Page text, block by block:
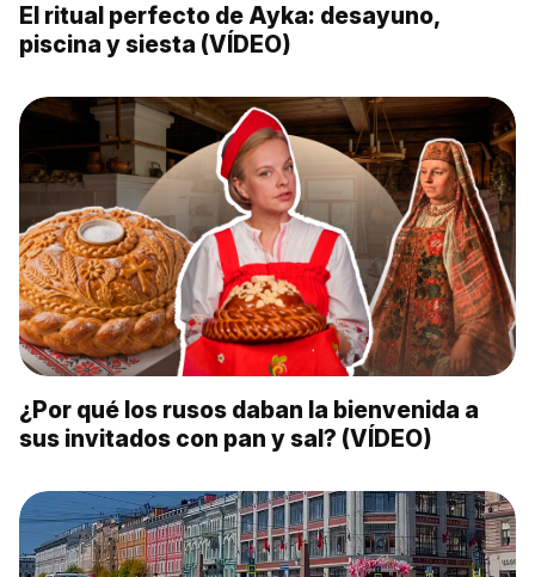
El ritual perfecto de Ayka: desayuno,
piscina y siesta (VÍDEO)
¿Por qué los rusos daban la bienvenida a
sus invitados con pan y sal? (VÍDEO)